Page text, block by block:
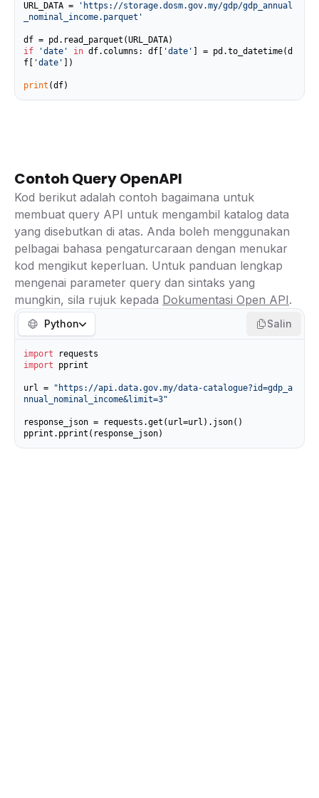
URL_DATA =
'https://storage.dosm.gov.my/gdp/gdp_annual
_nominal_income.parquet'
if
'date' in df.columns: df[ 'date'
] = pd.to_datetime(d
f[
'date' ])
print (df)
Contoh Query OpenAPI
Kod berikut adalah contoh bagaimana untuk
membuat query API untuk mengambil katalog data
yang disebutkan di atas. Anda boleh menggunakan
pelbagai bahasa pengaturcaraan dengan menukar
kod mengikut keperluan. Untuk panduan lengkap
mengenai parameter query dan sintaks yang
mungkin, sila rujuk kepada Dokumentasi Open API.
Python Salin
import
import pprint
url =
"https://api.data.gov.my/data-catalogue?id=gdp_a
nnual_nominal_income&limit=3"
response_json = requests.get(url=url).json()
pprint.pprint(response_json)